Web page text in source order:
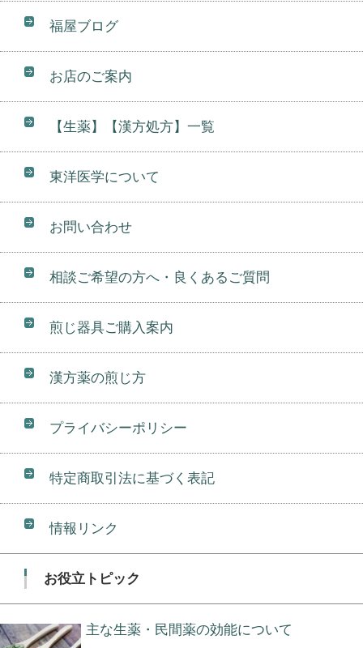
福屋ブログ
お店のご案内
【生薬】【漢方処方】一覧
東洋医学について
お問い合わせ
相談ご希望の方へ・良くあるご質問
煎じ器具ご購入案内
漢方薬の煎じ方
プライバシーポリシー
特定商取引法に基づく表記
情報リンク
お役立トピック
主な生薬・民間薬の効能について